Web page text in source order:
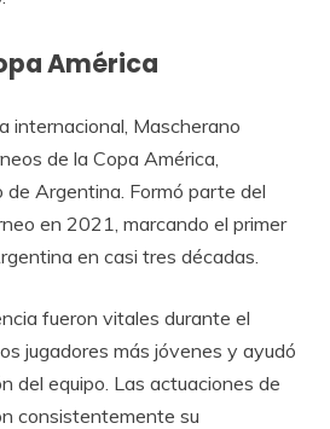
América
internacional, Mascherano
de la Copa América,
Argentina. Formó parte del
en 2021, marcando el primer
en casi tres décadas.
fueron vitales durante el
jugadores más jóvenes y ayudó
del equipo. Las actuaciones de
consistentemente su